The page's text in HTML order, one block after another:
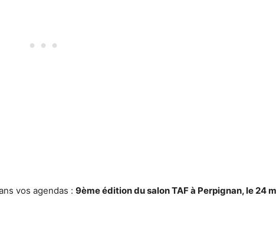
vos agendas : 9ème édition du salon TAF à Perpignan, le 24